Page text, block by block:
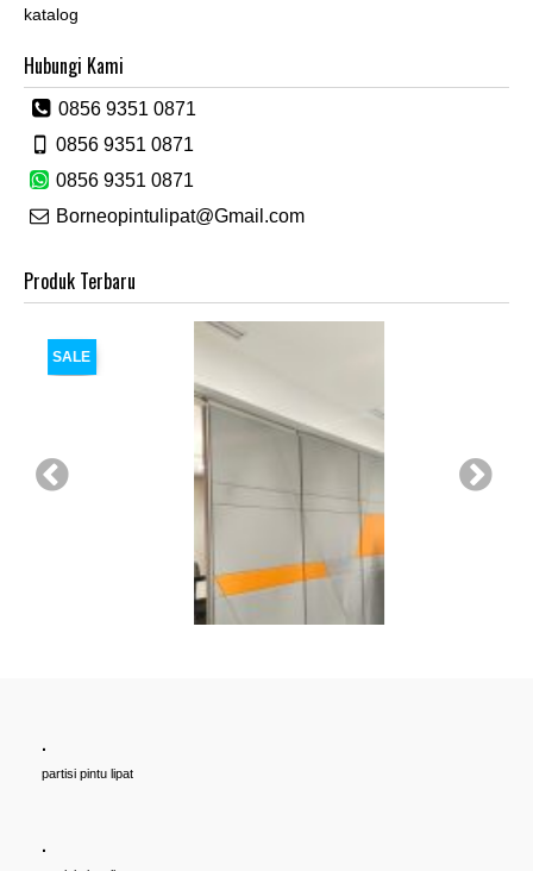
katalog
Hubungi Kami
0856 9351 0871
0856 9351 0871
0856 9351 0871
Borneopintulipat@Gmail.com
Produk Terbaru
SALE
HOTEL, Ruang Meeting Dll, JAKARTA, BANDUNG, BEKASI,
.
partisi pintu lipat
.